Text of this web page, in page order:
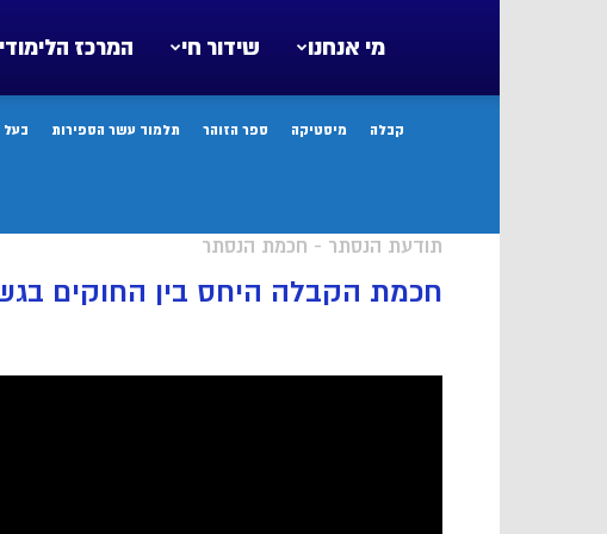
המרכז הלימודי שידור חי מי אנחנו
קבלה מיסטיקה ספר הזוהר תלמוד עשר הספירות בעל
תודעת הנסתר - חכמת הנסתר
חכמת הקבלה היחס בין החוקים